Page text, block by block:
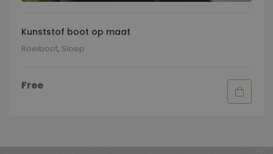
Kunststof boot op maat
Roeiboot, Sloep
Free